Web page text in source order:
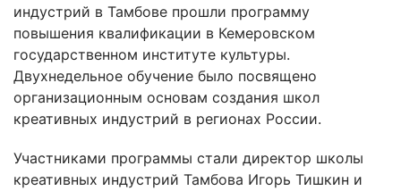
индустрий в Тамбове прошли программу
повышения квалификации в Кемеровском
государственном институте культуры.
Двухнедельное обучение было посвящено
организационным основам создания школ
креативных индустрий в регионах России.
Участниками программы стали директор школы
креативных индустрий Тамбова Игорь Тишкин и